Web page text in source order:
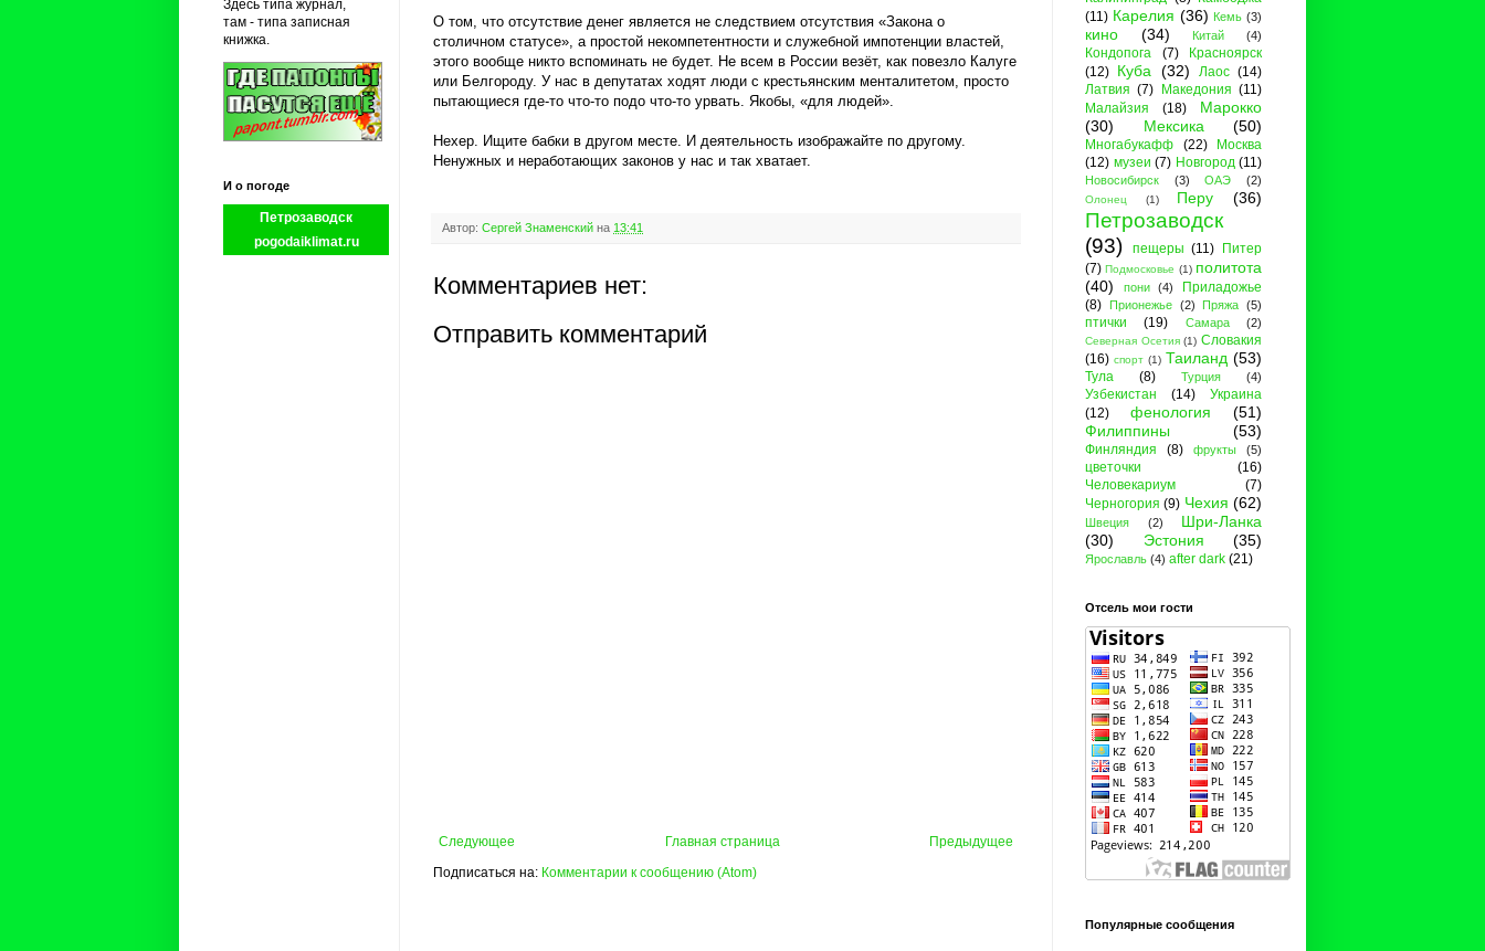
О том, что отсутствие денег является не следствием отсутствия «Закона о
столичном статусе», а простой некомпетентности и служебной импотенции властей,
этого вообще никто вспоминать не будет. Не всем в России везёт, как повезло Калуге
или Белгороду. У нас в депутатах ходят люди с крестьянским менталитетом, просто
пытающиеся где-то что-то подо что-то урвать. Якобы, «для людей».
Нехер. Ищите бабки в другом месте. И деятельность изображайте по другому.
Ненужных и неработающих законов у нас и так хватает.
Автор: Сергей Знаменский на 13:41
Комментариев нет:
Отправить комментарий
Следующее Предыдущее
Главная страница
Подписаться на: Комментарии к сообщению (Atom)
Здесь типа журнал,
там - типа записная
книжка.
И о погоде
Петрозаводск
pogodaiklimat.ru
(11) Карелия (36) Кемь (3)
кино (34) Китай (4)
Кондопога (7)
Красноярск
(12) Куба (32) Лаос (14)
Латвия (7) Македония (11)
Малайзия
(18)
Марокко
(30)
Мексика (50)
Многабукафф (22)
Москва
(12) музеи (7) Новгород (11)
Новосибирск (3) ОАЭ (2)
Олонец (1) Перу (36)
Петрозаводск
(93)
пещеры (11)
Питер
(7) Подмосковье (1) политота
(40)
пони (4)
Приладожье
(8) Прионежье (2) Пряжа (5)
птички (19) Самара (2)
Северная Осетия (1) Словакия
(16) спорт (1) Таиланд (53)
Тула (8) Турция (4)
Узбекистан (14)
Украина
(12)
фенология
(51)
Филиппины
(53)
Финляндия (8) фрукты (5)
цветочки
(16)
Человекариум
(7)
Черногория (9) Чехия (62)
Швеция (2)
Шри-Ланка
(30)
Эстония (35)
Ярославль (4) after dark (21)
Отсель мои гости
Популярные сообщения